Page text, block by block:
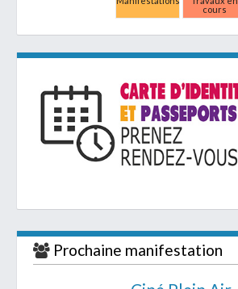
cours
Prochaine manifestation